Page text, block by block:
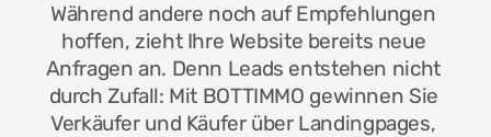
Während andere noch auf Empfehlungen
hoffen, zieht Ihre Website bereits neue
Anfragen an. Denn Leads entstehen nicht
durch Zufall: Mit BOTTIMMO gewinnen Sie
Verkäufer und Käufer über Landingpages,